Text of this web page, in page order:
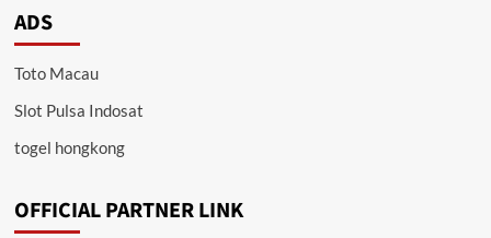
ADS
Toto Macau
Slot Pulsa Indosat
togel hongkong
OFFICIAL PARTNER LINK